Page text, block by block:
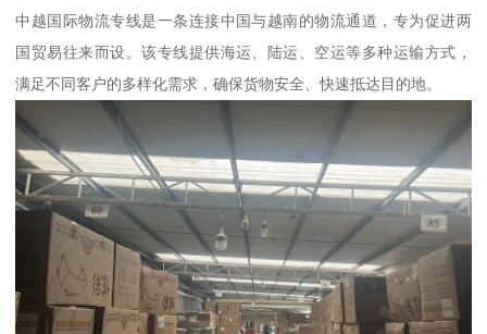
中越国际物流专线是一条连接中国与越南的物流通道，专为促进两
国贸易往来而设。该专线提供海运、陆运、空运等多种运输方式，
满足不同客户的多样化需求，确保货物安全、快速抵达目的地。